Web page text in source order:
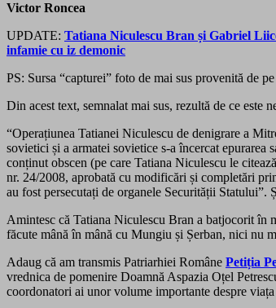
Victor Roncea
UPDATE: Tatiana Niculescu Bran și Gabriel
infamie cu iz demonic
PS: Sursa “capturei” foto de mai sus provenită de
Din acest text, semnalat mai sus, rezultă de ce este
“Operațiunea Tatianei Niculescu de denigrare a
sovietici și a armatei sovietice s-a încercat
conținut obscen (pe care Tatiana Niculescu le
nr. 24/2008, aprobată cu modificări și completări
au fost persecutați de organele Securității
Amintesc că Tatiana Niculescu Bran a batjocorit în
făcute mână în mână cu Mungiu și Șerban, nici nu
Adaug că am transmis Patriarhiei Române Petiția
vrednica de pomenire Doamnă Aspazia Oțel
coordonatori ai unor volume importante despre